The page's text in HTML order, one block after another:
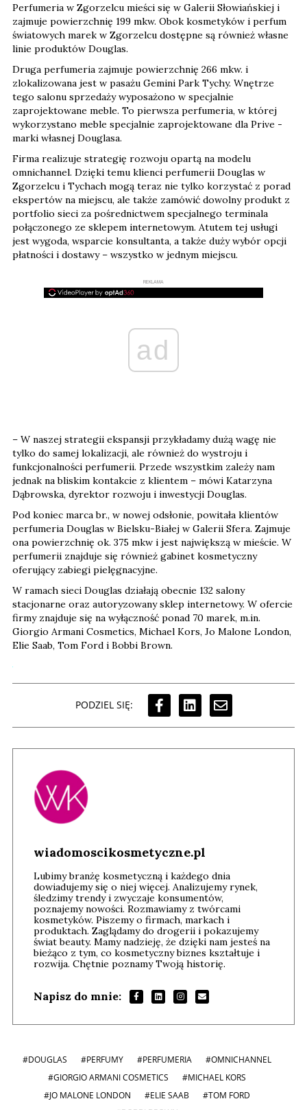
Perfumeria w Zgorzelcu mieści się w Galerii Słowiańskiej i
zajmuje powierzchnię 199 mkw. Obok kosmetyków i perfum
światowych marek w Zgorzelcu dostępne są również własne
linie produktów Douglas.
Druga perfumeria zajmuje powierzchnię 266 mkw. i
zlokalizowana jest w pasażu Gemini Park Tychy. Wnętrze
tego salonu sprzedaży wyposażono w specjalnie
zaprojektowane meble. To pierwsza perfumeria, w której
wykorzystano meble specjalnie zaprojektowane dla Prive -
marki własnej Douglasa.
Firma realizuje strategię rozwoju opartą na modelu
omnichannel. Dzięki temu klienci perfumerii Douglas w
Zgorzelcu i Tychach mogą teraz nie tylko korzystać z porad
ekspertów na miejscu, ale także zamówić dowolny produkt z
portfolio sieci za pośrednictwem specjalnego terminala
połączonego ze sklepem internetowym. Atutem tej usługi
jest wygoda, wsparcie konsultanta, a także duży wybór opcji
płatności i dostawy – wszystko w jednym miejscu.
REKLAMA
ad
– W naszej strategii ekspansji przykładamy dużą wagę nie
tylko do samej lokalizacji, ale również do wystroju i
funkcjonalności perfumerii. Przede wszystkim zależy nam
jednak na bliskim kontakcie z klientem – mówi Katarzyna
Dąbrowska, dyrektor rozwoju i inwestycji Douglas.
Pod koniec marca br., w nowej odsłonie, powitała klientów
perfumeria Douglas w Bielsku-Białej w Galerii Sfera. Zajmuje
ona powierzchnię ok. 375 mkw i jest największą w mieście. W
perfumerii znajduje się również gabinet kosmetyczny
oferujący zabiegi pielęgnacyjne.
W ramach sieci Douglas działają obecnie 132 salony
stacjonarne oraz autoryzowany sklep internetowy. W ofercie
firmy znajduje się na wyłączność ponad 70 marek, m.in.
Giorgio Armani Cosmetics, Michael Kors, Jo Malone London,
Elie Saab, Tom Ford i Bobbi Brown.
PODZIEL SIĘ:
wiadomoscikosmetyczne.pl
Lubimy branżę kosmetyczną i każdego dnia
dowiadujemy się o niej więcej. Analizujemy rynek,
śledzimy trendy i zwyczaje konsumentów,
poznajemy nowości. Rozmawiamy z twórcami
kosmetyków. Piszemy o firmach, markach i
produktach. Zaglądamy do drogerii i pokazujemy
świat beauty. Mamy nadzieję, że dzięki nam jesteś na
bieżąco z tym, co kosmetyczny biznes kształtuje i
rozwija. Chętnie poznamy Twoją historię.
Napisz do mnie:
#DOUGLAS #PERFUMY #PERFUMERIA
#OMNICHANNEL
#GIORGIO ARMANI COSMETICS
#MICHAEL KORS
#JO MALONE LONDON
#ELIE SAAB
#TOM FORD